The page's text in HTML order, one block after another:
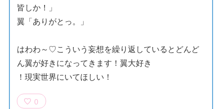
皆しか！」
翼「ありがとっ。」
はわわ～♡こういう妄想を繰り返しているとどんど
ん翼が好きになってきます！翼大好き
！現実世界にいてほしい！
0